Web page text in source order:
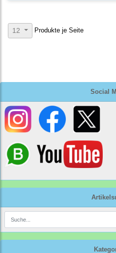
Social
12 Produkte je Seite